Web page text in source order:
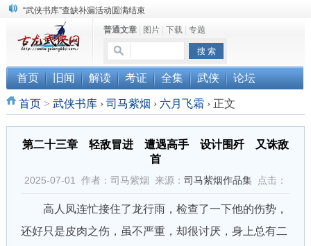
“武侠书库”查缺补漏活动圆满结束
《古龙小说原貌探究》修订版已上市
顾雪衣《古龙武侠小说知见录》上市
普通文章| 图片| 下载| 专题
首页 旧闻 解读 考证 全集 武侠 论坛
首页> 武侠书库 › 司马紫烟 › 六月飞霜 ›正文
第二十三章 轻敌冒进 遭遇高手 设计围歼 又诛敌
首
2025-07-01 作者：司马紫烟 来源： 司马紫烟作品集点击：
高人凤连忙接住了龙行雨，检查了一下他的伤势，
还好只是皮肉之伤，虽不严重，却很讨厌，身上总有二